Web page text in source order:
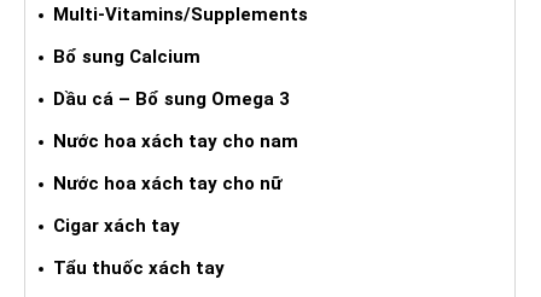
Multi-Vitamins/Supplements
Bổ sung Calcium
Dầu cá – Bổ sung Omega 3
Nước hoa xách tay cho nam
Nước hoa xách tay cho nữ
Cigar xách tay
Tẩu thuốc xách tay